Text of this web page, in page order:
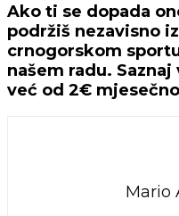
Ako ti se dopada
podržiš nezavisno
crnogorskom
našem radu.
već od 2€ mjesečno
Mario